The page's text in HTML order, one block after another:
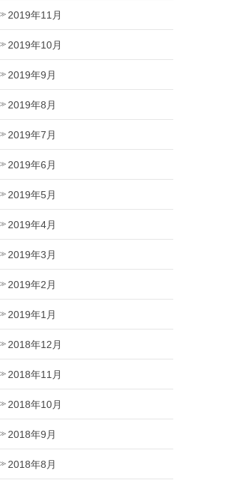
2019年11月
2019年10月
2019年9月
2019年8月
2019年7月
2019年6月
2019年5月
2019年4月
2019年3月
2019年2月
2019年1月
2018年12月
2018年11月
2018年10月
2018年9月
2018年8月